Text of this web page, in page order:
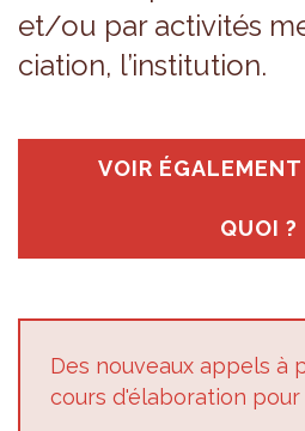
et/ou par acti­vi­tés
cia­tion, l’ins­ti­tu­tion.
VOIR
QUOI ?
Des nou­veaux appels à
cours d'éla­bo­ra­tion pour